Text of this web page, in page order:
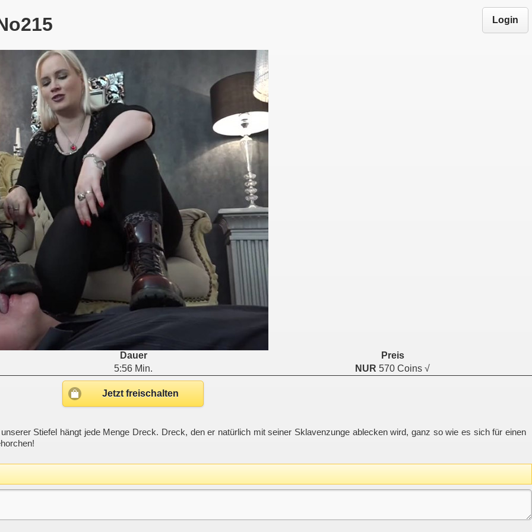
Login
Dauer
Preis
5:56 Min. NUR 570 Coins √
Jetzt freischalten
Stiefel hängt jede Menge Dreck. Dreck, den er natürlich mit seiner Sklavenzunge ablecken wird, ganz so wie es sich für einen